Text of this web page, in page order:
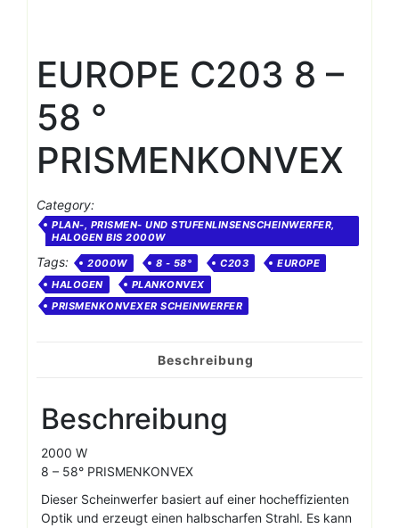
EUROPE C203 8 –
58 °
PRISMENKONVEX
Category:
PLAN-, PRISMEN- UND STUFENLINSENSCHEINWERFER,
HALOGEN BIS 2000W
Tags: 2000W 8 - 58° C203
EUROPE
HALOGEN
PLANKONVEX
PRISMENKONVEXER SCHEINWERFER
Beschreibung
Beschreibung
2000 W
8 – 58° PRISMENKONVEX
Dieser Scheinwerfer basiert auf einer hocheffizienten
Optik und erzeugt einen halbscharfen Strahl. Es kann